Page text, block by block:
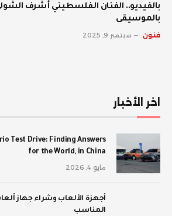
بالفيديو.. الفنان الفلسطيني أشرف
بالموسيقى
فنون سبتمبر 9, 2025
اخر الأخبار
Test Drive: Finding Answers
for the World, in China
مايو 4, 2026
أجهزة الألعاب وشراء جهاز
المناسب